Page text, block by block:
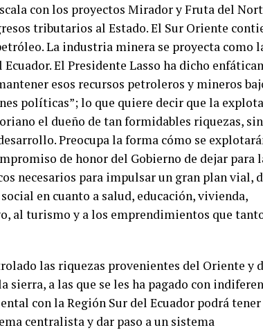
con los proyectos Mirador y Fruta del
tributarios al Estado. El Sur Oriente
La industria minera se proyecta como
El Presidente Lasso ha dicho
esos recursos petroleros y mineros
políticas”; lo que quiere decir que la
el dueño de tan formidables riquezas, sin
Preocupa la forma cómo se
de honor del Gobierno de dejar para
necesarios para impulsar un gran plan vial,
en cuanto a salud, educación, vivienda,
al turismo y a los emprendimientos que
las riquezas provenientes del Oriente y
sierra, a las que se les ha pagado con
con la Región Sur del Ecuador podrá
centralista y dar paso a un sistema